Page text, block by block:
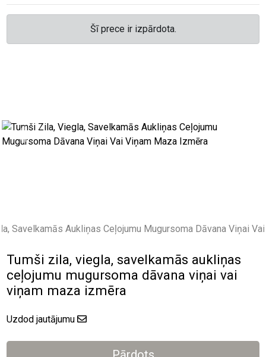
Šī prece ir izpārdota.
Previous
Tumši zila, viegla, savelkamās aukliņas
ceļojumu mugursoma dāvana viņai vai
viņam maza izmēra
Uzdod jautājumu